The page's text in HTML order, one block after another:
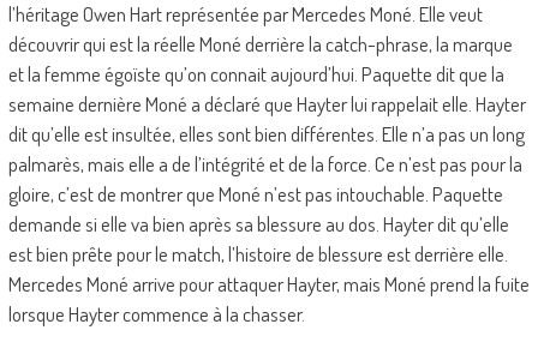
l’héritage Owen Hart représentée par Mercedes Moné. Elle veut
découvrir qui est la réelle Moné derrière la catch-phrase, la marque
et la femme égoïste qu’on connait aujourd’hui. Paquette dit que la
semaine dernière Moné a déclaré que Hayter lui rappelait elle. Hayter
dit qu’elle est insultée, elles sont bien différentes. Elle n’a pas un long
palmarès, mais elle a de l’intégrité et de la force. Ce n’est pas pour la
gloire, c’est de montrer que Moné n’est pas intouchable. Paquette
demande si elle va bien après sa blessure au dos. Hayter dit qu’elle
est bien prête pour le match, l’histoire de blessure est derrière elle.
Mercedes Moné arrive pour attaquer Hayter, mais Moné prend la fuite
lorsque Hayter commence à la chasser.